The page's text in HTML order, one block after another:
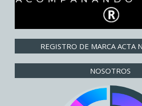
REGISTRO DE MARCA ACTA
NOSOTROS